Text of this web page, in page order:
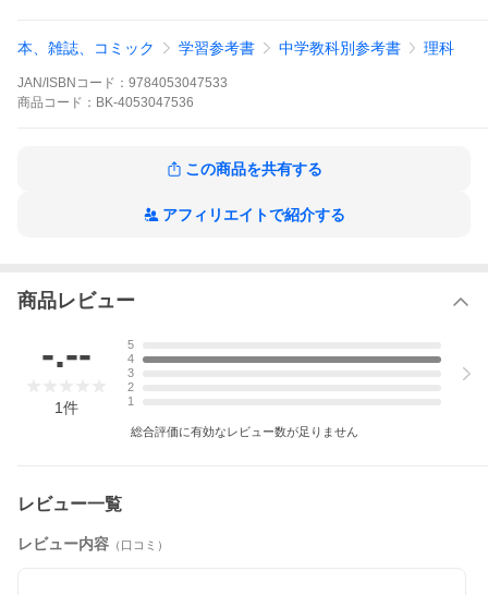
ゆるくてシュールな４コマまんがで理科が学べる新感覚参考書。
４コマまんがで中学３年分の理科をテンポ良く学習でき，まとめ
ページで内容の定着も図れる。４コマまんがは人気イラストレー
ターのうえたに夫婦さんが執筆。
本、雑誌、コミック 学習参考書 中学教科別参考書 理科
JAN/ISBNコード： 9784053047533
商品 コード： BK-4053047536
この商品を共有する
アフィリエイトで紹介する
商品レビュー
-.--
1件
5
4
3
2
1
総合評価に有効なレビュー数が足りません
レビュー一覧
レビュー内容 （口コミ）